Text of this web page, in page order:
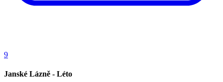
9
Janské Lázně - Léto